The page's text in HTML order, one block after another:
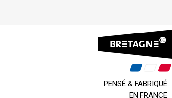
PENSÉ & FABRIQUÉ
EN FRANCE